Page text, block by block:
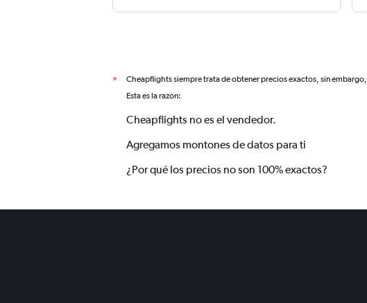
* Cheapflights siempre trata de obtener precios exactos, sin embargo,
Esta es la razón:
Cheapflights no es el vendedor.
Agregamos montones de datos para ti
¿Por qué los precios no son 100% exactos?